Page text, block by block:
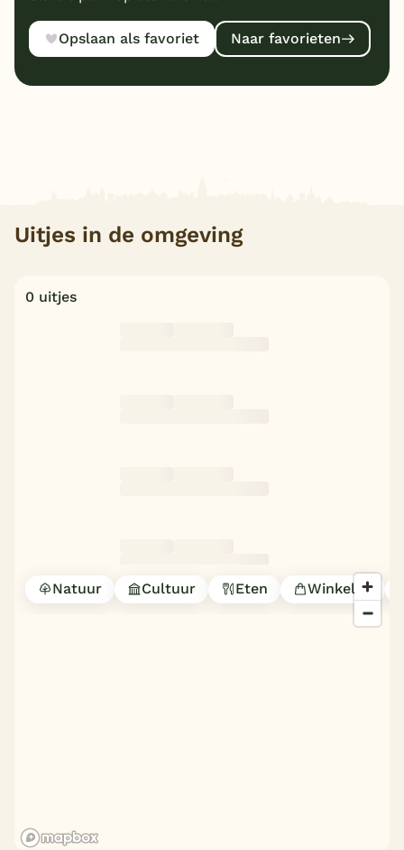
Opslaan als favoriet Naar favorieten
Uitjes in de omgeving
0 uitjes
Natuur Cultuur Eten Winkelen